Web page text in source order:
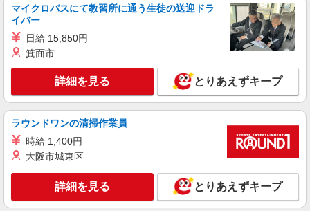
最寄り駅：拝島
キープ 詳細を見る
職業紹介
株式会社kotrio /●SW-S-2080045
十条駅＊病院の看護助手│残業ほぼなし！経験
不問・資格不問◎
【正社員】月給240,000〜400,000円 ・基本
給：200,000円〜220,000円 ・資格手当：10,000〜
により変動） ・固定残業手当：20,000円（10時
間） ※固定残業時間を超過する場合には超過勤務
手当として別途支給 ・夜勤手当：10,000円/1回
キープ 詳細を見る
マイクロバスにて教習所に通う生徒の送迎ドラ
イバー
日給 15,850円
箕面市
詳細を見る とりあえずキープ
ラウンドワンの清掃作業員
時給 1,400円
大阪市城東区
詳細を見る とりあえずキープ